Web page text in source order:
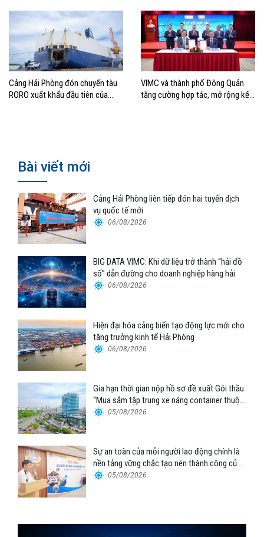
Cảng Hải Phòng đón chuyến tàu
RORO xuất khẩu đầu tiên của
VIMC và thành phố Đông Quản
tăng cường hợp tác, mở rộng kết
Bài viết mới
Cảng Hải Phòng liên tiếp đón hai tuyến dịch
vụ quốc tế mới
06/08/2026
BIG DATA VIMC: Khi dữ liệu trở thành “hải đồ
số” dẫn đường cho doanh nghiệp hàng hải
06/08/2026
Hiện đại hóa cảng biển tạo động lực mới cho
tăng trưởng kinh tế Hải Phòng
06/08/2026
Gia hạn thời gian nộp hồ sơ đề xuất Gói thầu
“Mua sắm tập trung xe nâng container thuộc
Tổng công ty Hàng hải Việt Nam – CTCP”
05/08/2026
Sự an toàn của mỗi người lao động chính là
nền tảng vững chắc tạo nên thành công của
Cảng Đà Nẵng
05/08/2026